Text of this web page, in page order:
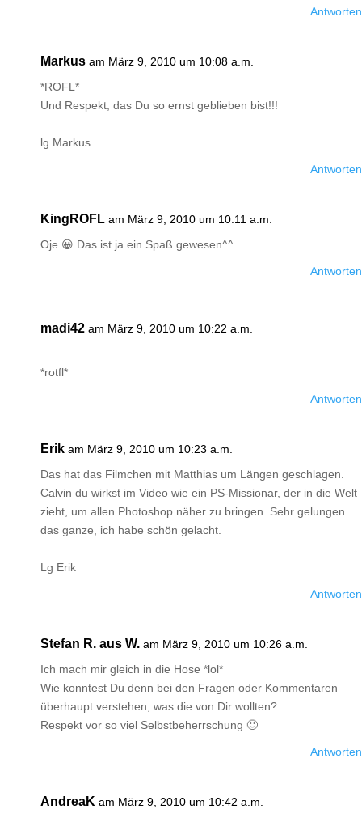
Antworten
Markus am März 9, 2010 um 10:08 a.m.
*ROFL*
Und Respekt, das Du so ernst geblieben bist!!!
lg Markus
Antworten
KingROFL am März 9, 2010 um 10:11 a.m.
Oje 😀 Das ist ja ein Spaß gewesen^^
Antworten
madi42 am März 9, 2010 um 10:22 a.m.
*rotfl*
Antworten
Erik am März 9, 2010 um 10:23 a.m.
Das hat das Filmchen mit Matthias um Längen geschlagen.
Calvin du wirkst im Video wie ein PS-Missionar, der in die Welt
zieht, um allen Photoshop näher zu bringen. Sehr gelungen
das ganze, ich habe schön gelacht.
Lg Erik
Antworten
Stefan R. aus W. am März 9, 2010 um 10:26 a.m.
Ich mach mir gleich in die Hose *lol*
Wie konntest Du denn bei den Fragen oder Kommentaren
überhaupt verstehen, was die von Dir wollten?
Respekt vor so viel Selbstbeherrschung 🙂
Antworten
AndreaK am März 9, 2010 um 10:42 a.m.